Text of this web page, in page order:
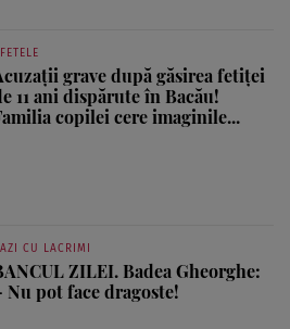
grave după găsirea fetiței
11 ani dispărute în Bacău!
copilei cere imaginile...
CU LACRIMI
ZILEI. Badea Gheorghe:
Nu pot face dragoste!